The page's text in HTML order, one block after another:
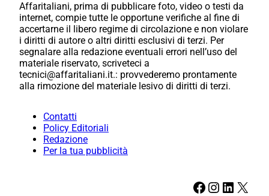
Affaritaliani, prima di pubblicare foto, video o testi da
internet, compie tutte le opportune verifiche al fine di
accertarne il libero regime di circolazione e non violare
i diritti di autore o altri diritti esclusivi di terzi. Per
segnalare alla redazione eventuali errori nell’uso del
materiale riservato, scriveteci a
tecnici@affaritaliani.it.: provvederemo prontamente
alla rimozione del materiale lesivo di diritti di terzi.
Contatti
Policy Editoriali
Redazione
Per la tua pubblicità
Facebook Instagram LinkedIn X